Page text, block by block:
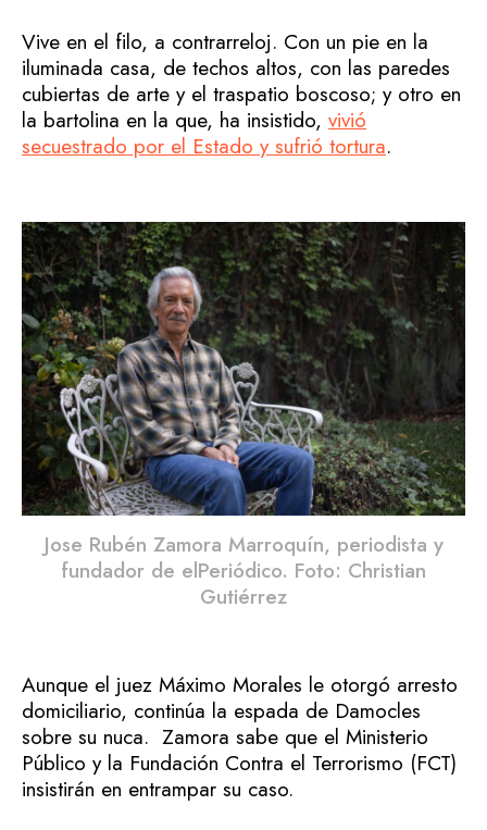
Vive en el filo, a contrarreloj. Con un pie en la
iluminada casa, de techos altos, con las paredes
cubiertas de arte y el traspatio boscoso; y otro en
la bartolina en la que, ha insistido, vivió
secuestrado por el Estado y sufrió tortura.
Jose Rubén Zamora Marroquín, periodista y
fundador de elPeriódico. Foto: Christian
Gutiérrez
Aunque el juez Máximo Morales le otorgó arresto
domiciliario, continúa la espada de Damocles
sobre su nuca. Zamora sabe que el Ministerio
Público y la Fundación Contra el Terrorismo (FCT)
insistirán en entrampar su caso.